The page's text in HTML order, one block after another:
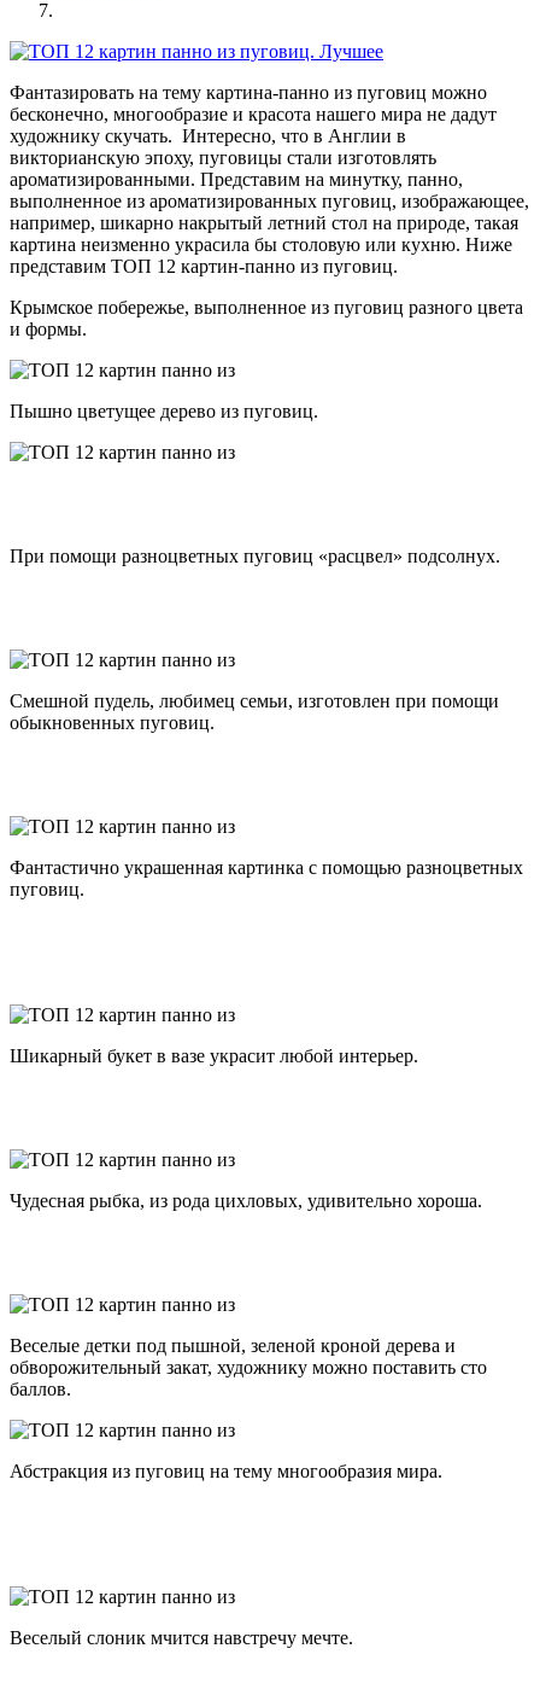
Фантазировать на тему картина-панно из пуговиц можно
бесконечно, многообразие и красота нашего мира не дадут
художнику скучать. Интересно, что в Англии в
викторианскую эпоху, пуговицы стали изготовлять
ароматизированными. Представим на минутку, панно,
выполненное из ароматизированных пуговиц, изображающее,
например, шикарно накрытый летний стол на природе, такая
картина неизменно украсила бы столовую или кухню. Ниже
представим ТОП 12 картин-панно из пуговиц.
Крымское побережье, выполненное из пуговиц разного цвета
и формы.
Пышно цветущее дерево из пуговиц.
При помощи разноцветных пуговиц «расцвел» подсолнух.
Смешной пудель, любимец семьи, изготовлен при помощи
обыкновенных пуговиц.
Фантастично украшенная картинка с помощью разноцветных
пуговиц.
Шикарный букет в вазе украсит любой интерьер.
Чудесная рыбка, из рода цихловых, удивительно хороша.
Веселые детки под пышной, зеленой кроной дерева и
обворожительный закат, художнику можно поставить сто
баллов.
Абстракция из пуговиц на тему многообразия мира.
Веселый слоник мчится навстречу мечте.